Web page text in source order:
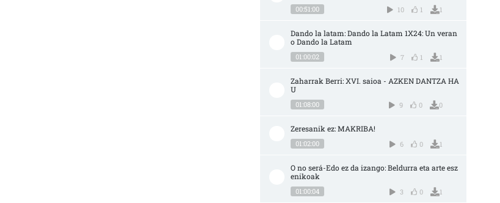
00:51:00 10 1 1
Dando la latam: Dando la Latam 1X24: Un veran
o Dando la Latam
01:00:02 7 1 1
Zaharrak Berri: XVI. saioa - AZKEN DANTZA HA
U
01:08:00 9 0 0
Zeresanik ez: MAKRIBA!
01:02:00 6 0 1
O no será-Edo ez da izango: Beldurra eta arte esz
enikoak
01:00:04 3 0 1